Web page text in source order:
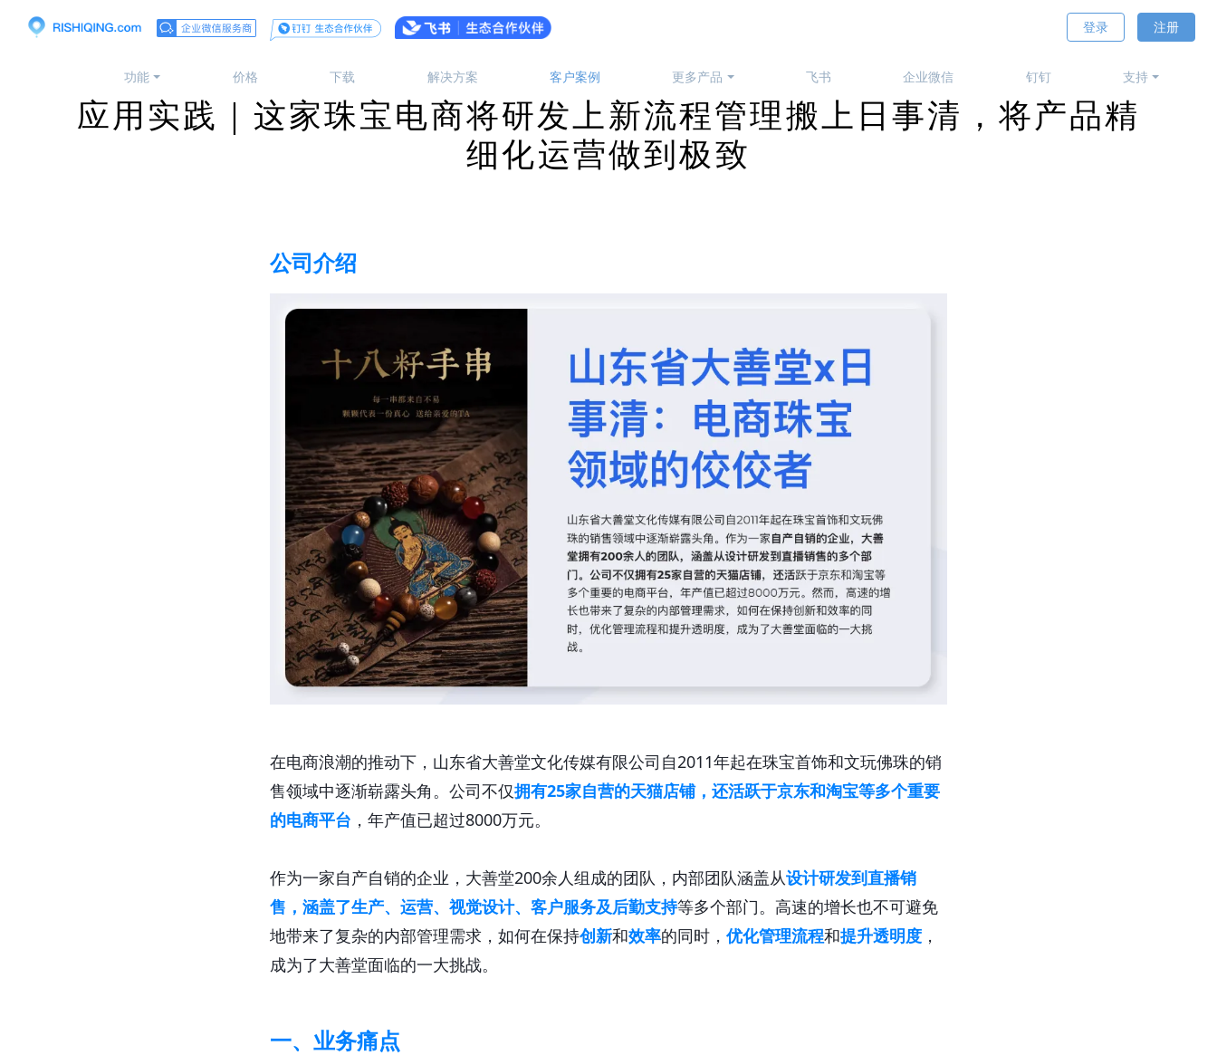
登录 注册
功能 价格 下载 解决方案 客户案例 更多产品 飞书 企业微信 钉钉 支持
应用实践｜这家珠宝电商将研发上新流程管理搬上日事清，将产品精
细化运营做到极致
公司介绍
在电商浪潮的推动下，山东省大善堂文化传媒有限公司自2011年起在珠宝首饰和文玩佛珠的销
售领域中逐渐崭露头角。公司不仅拥有25家自营的天猫店铺，还活跃于京东和淘宝等多个重要
的电商平台 ，年产值已超过8000万元。
作为一家自产自销的企业， 大善堂200余人组成的团队， 内部团队涵盖从设计研发到直播销
售，涵盖了生产、运营、视觉设计、客户服务及后勤支持等多个部门。高速的增长也不可避免
地带来了复杂的内部管理需求，如何在保持创新和效率的同时， 优化管理流程和提升透明度 ，
成为了大善堂面临的一大挑战。
一、业务痛点